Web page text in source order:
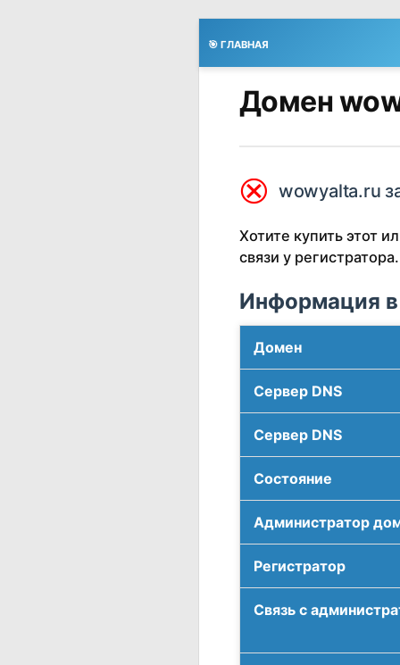
🎯 ГЛАВНАЯ
Домен
⮿ wowyalta.ru
Хотите купить этот
связи у регистратора.
Информация в
Домен
Сервер DNS
Сервер DNS
Соcтояние
Администратор
Регистратор
Связь с